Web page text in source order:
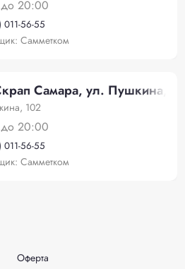
до 20:00
011-56-55
Самметком
Самара, ул. Пушкина, 102
102
до 20:00
011-56-55
Самметком
Оферта